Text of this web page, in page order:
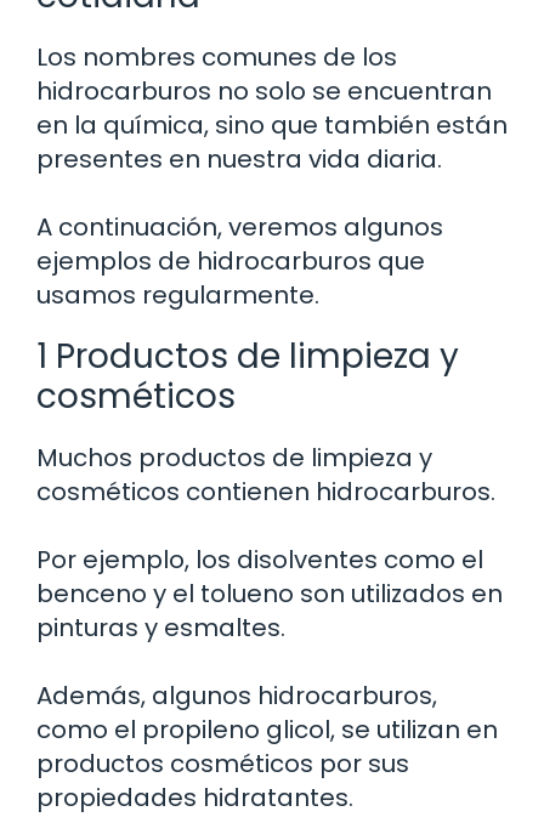
Los nombres comunes de los
hidrocarburos no solo se encuentran
en la química, sino que también están
presentes en nuestra vida diaria.
A continuación, veremos algunos
ejemplos de hidrocarburos que
usamos regularmente.
1 Productos de limpieza y
cosméticos
Muchos productos de limpieza y
cosméticos contienen hidrocarburos.
Por ejemplo, los disolventes como el
benceno y el tolueno son utilizados en
pinturas y esmaltes.
Además, algunos hidrocarburos,
como el propileno glicol, se utilizan en
productos cosméticos por sus
propiedades hidratantes.